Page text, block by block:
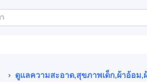
ดูแลความสะอาด,สุขภาพเด็ก,ผ้าอ้อม,